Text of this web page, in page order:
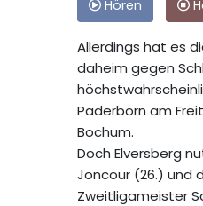
Hören
Allerdings hat es
daheim gegen
Paderborn am
Bochum.
Doch Elversberg
Joncour (26.) und
Zweitligameister